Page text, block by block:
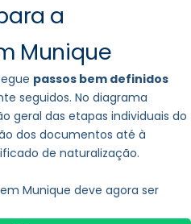
em linha, cartão de crédito
e giropay.
Receberá então uma
formato PDF e uma entrada
Serviço de Registo de
consigo se a decisão
seu certificado de naturalização
a
Munique
passos bem definidos
seguidos. No diagrama
geral das etapas individuais do
dos documentos até à
de naturalização.
Munique deve agora ser